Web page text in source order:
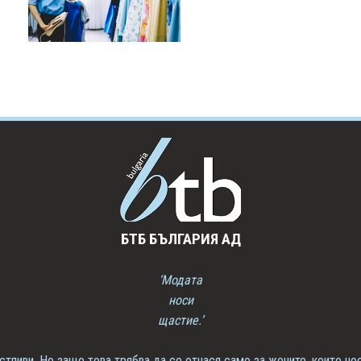
БТБ БЪЛГАРИЯ АД
‘Модата
носи
щастие.’